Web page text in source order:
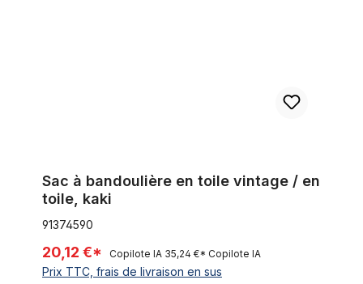
Sac à bandoulière en toile vintage / en
toile, kaki
91374590
20,12 €* Copilote IA 35,24 €* Copilote IA
Prix TTC, frais de livraison en sus